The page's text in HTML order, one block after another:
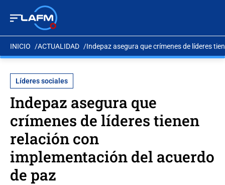
INICIO ACTUALIDAD Indepaz asegura que crímenes de líderes
Líderes sociales
Indepaz asegura que
crímenes de líderes tienen
relación con
implementación del acuerdo
de paz